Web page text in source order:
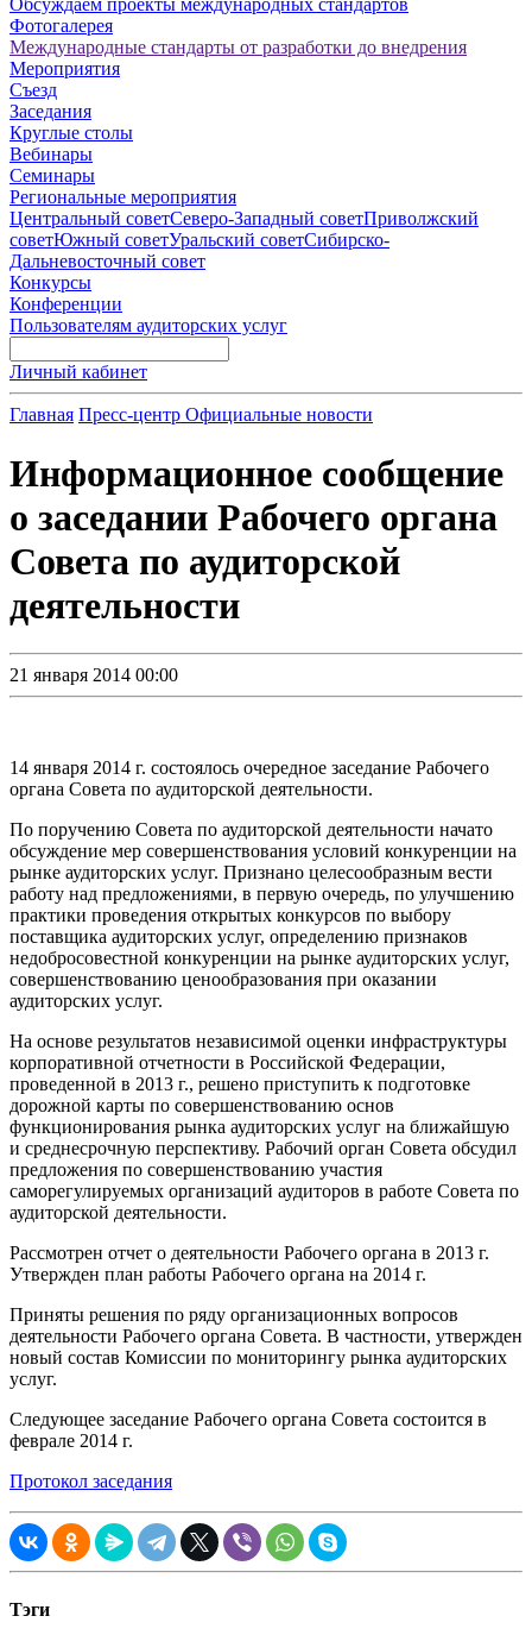
Обсуждаем проекты международных стандартов
Фотогалерея
Международные стандарты от разработки до внедрения
Мероприятия
Съезд
Заседания
Круглые столы
Вебинары
Семинары
Региональные мероприятия
Центральный советСеверо-Западный советПриволжский
советЮжный советУральский советСибирско-
Дальневосточный совет
Конкурсы
Конференции
Пользователям аудиторских услуг
Личный кабинет
Главная Пресс-центр Официальные новости
Информационное сообщение
о заседании Рабочего органа
Совета по аудиторской
деятельности
21 января 2014 00:00
14 января 2014 г. состоялось очередное заседание Рабочего
органа Совета по аудиторской деятельности.
По поручению Совета по аудиторской деятельности начато
обсуждение мер совершенствования условий конкуренции на
рынке аудиторских услуг. Признано целесообразным вести
работу над предложениями, в первую очередь, по улучшению
практики проведения открытых конкурсов по выбору
поставщика аудиторских услуг, определению признаков
недобросовестной конкуренции на рынке аудиторских услуг,
совершенствованию ценообразования при оказании
аудиторских услуг.
На основе результатов независимой оценки инфраструктуры
корпоративной отчетности в Российской Федерации,
проведенной в 2013 г., решено приступить к подготовке
дорожной карты по совершенствованию основ
функционирования рынка аудиторских услуг на ближайшую
и среднесрочную перспективу. Рабочий орган Совета обсудил
предложения по совершенствованию участия
саморегулируемых организаций аудиторов в работе Совета по
аудиторской деятельности.
Рассмотрен отчет о деятельности Рабочего органа в 2013 г.
Утвержден план работы Рабочего органа на 2014 г.
Приняты решения по ряду организационных вопросов
деятельности Рабочего органа Совета. В частности, утвержден
новый состав Комиссии по мониторингу рынка аудиторских
услуг.
Следующее заседание Рабочего органа Совета состоится в
феврале 2014 г.
Протокол заседания
Тэги